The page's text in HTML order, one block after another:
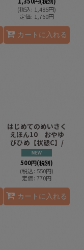
(税込: 1,485円)
定価: 1,760円
カートに入れる
はじめてのめいさく
えほん10 おやゆ
びひめ【状態C】/
500円(税別)
(税込: 550円)
定価: 770円
カートに入れる